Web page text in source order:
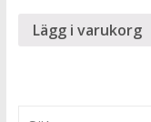
Lägg i varukorg